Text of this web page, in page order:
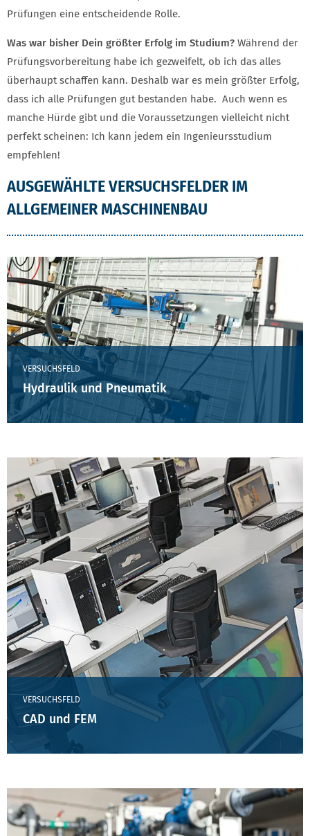
Prüfungen eine entscheidende Rolle.
Was war bisher Dein größter Erfolg im Studium? Während der
Prüfungsvorbereitung habe ich gezweifelt, ob ich das alles
überhaupt schaffen kann. Deshalb war es mein größter Erfolg,
dass ich alle Prüfungen gut bestanden habe. Auch wenn es
manche Hürde gibt und die Voraussetzungen vielleicht nicht
perfekt scheinen: Ich kann jedem ein Ingenieursstudium
empfehlen!
AUSGEWÄHLTE VERSUCHSFELDER IM
ALLGEMEINER MASCHINENBAU
VERSUCHSFELD
Hydraulik und Pneumatik
VERSUCHSFELD
CAD und FEM